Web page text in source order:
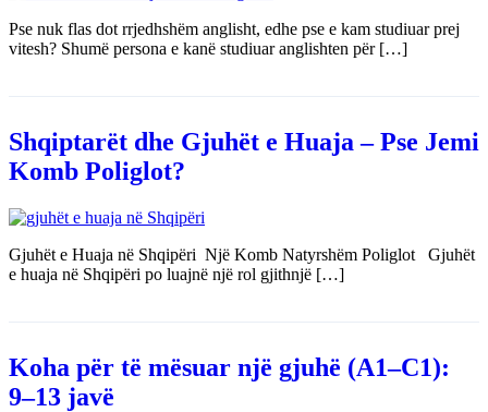
Pse nuk flas dot rrjedhshëm anglisht, edhe pse e kam studiuar prej
vitesh? Shumë persona e kanë studiuar anglishten për […]
Shqiptarët dhe Gjuhët e Huaja – Pse Jemi
Komb Poliglot?
Gjuhët e Huaja në Shqipëri Një Komb Natyrshëm Poliglot Gjuhët
e huaja në Shqipëri po luajnë një rol gjithnjë […]
Koha për të mësuar një gjuhë (A1–C1):
9–13 javë